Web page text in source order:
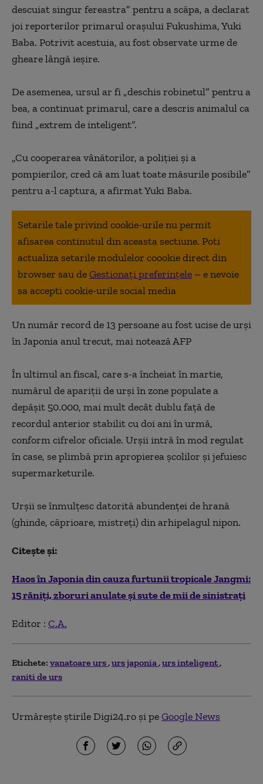
descuiat singur fereastra” pentru a scăpa, a declarat
joi reporterilor primarul oraşului Fukushima, Yuki
Baba. Potrivit acestuia, au fost observate urme de
gheare lângă ieşire.
De asemenea, ursul ar fi „deschis robinetul” pentru a
bea, a continuat primarul, care a descris animalul ca
fiind „extrem de inteligent”.
„Cu cooperarea vânătorilor, a poliţiei şi a
pompierilor, cred că am luat toate măsurile posibile”
pentru a-l captura, a afirmat Yuki Baba.
Setarile tale privind cookie-urile nu permit
afisarea continutul din aceasta sectiune. Poti
actualiza setarile modulelor coookie direct din
browser sau deGestionați preferințele – e nevoie
sa accepti cookie-urile social media
Un număr record de 13 persoane au fost ucise de urşi
în Japonia anul trecut, mai notează AFP
În ultimul an fiscal, care s-a încheiat în martie,
numărul de apariţii de urşi în zone populate a
depăşit 50.000, mai mult decât dublu faţă de
recordul anterior stabilit cu doi ani în urmă,
conform cifrelor oficiale. Urşii intră în mod regulat
în case, se plimbă prin apropierea şcolilor şi jefuiesc
supermarketurile.
Urşii se înmulţesc datorită abundenţei de hrană
(ghinde, căprioare, mistreţi) din arhipelagul nipon.
Citește și:
Haos în Japonia din cauza furtunii tropicale Jangmi:
15 răniți, zboruri anulate și sute de mii de sinistrați
Editor : C.A.
Etichete: vanatoare urs urs japonia urs inteligent
raniti de urs
Urmărește știrile Digi24.ro și peGoogle News